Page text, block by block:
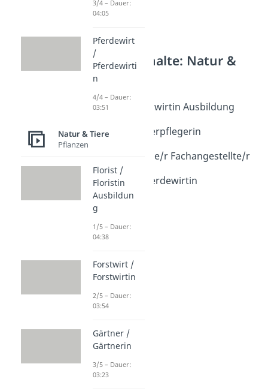
Weitere Inhalte: Natur &
Tiere
Tiere
Landwirt / Landwirtin Ausbildung
Tierpfleger / Tierpflegerin
Dauer: 04:52
Tiermedizinische/r Fachangestellte/r
Dauer: 04:05
Pferdewirt / Pferdewirtin
Dauer: 03:51
3/4 – Dauer:
04:05
Pferdewirt
/
Pferdewirti
n
4/4 – Dauer:
03:51
Natur & Tiere
Pflanzen
Florist /
Floristin
Ausbildun
g
1/5 – Dauer:
04:38
Forstwirt /
Forstwirtin
2/5 – Dauer:
03:54
Gärtner /
Gärtnerin
3/5 – Dauer:
03:23